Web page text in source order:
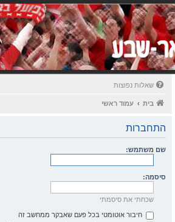
שאלות נפוצות
בית עמוד ראשי
התחברות
שם משתמש:
סיסמה:
שכחתי את סיסמתי
חיבור אוטומטי בכל פעם שאבקר ממחשב זה